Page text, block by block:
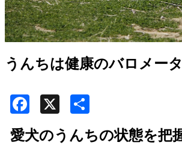
うんちは健康のバロメー
Facebook
有
愛犬のうんちの状態を把